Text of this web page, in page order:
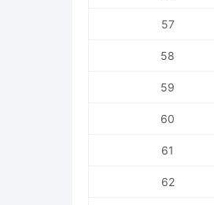
57
58
59
60
61
62